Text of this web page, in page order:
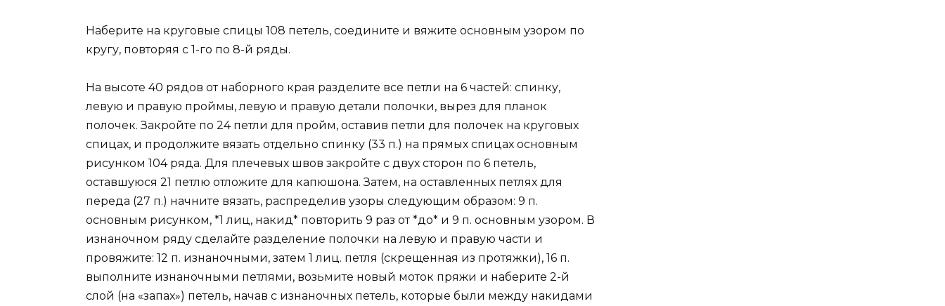
Наберите на круговые спицы 108 петель, соедините и вяжите основным узором по
кругу, повторяя с 1-го по 8-й ряды.
На высоте 40 рядов от наборного края разделите все петли на 6 частей: спинку,
левую и правую проймы, левую и правую детали полочки, вырез для планок
полочек. Закройте по 24 петли для пройм, оставив петли для полочек на круговых
спицах, и продолжите вязать отдельно спинку (33 п.) на прямых спицах основным
рисунком 104 ряда. Для плечевых швов закройте с двух сторон по 6 петель,
оставшуюся 21 петлю отложите для капюшона. Затем, на оставленных петлях для
переда (27 п.) начните вязать, распределив узоры следующим образом: 9 п.
основным рисунком, *1 лиц, накид* повторить 9 раз от *до* и 9 п. основным узором. В
изнаночном ряду сделайте разделение полочки на левую и правую части и
провяжите: 12 п. изнаночными, затем 1 лиц. петля (скрещенная из протяжки), 16 п.
выполните изнаночными петлями, возьмите новый моток пряжи и наберите 2-й
слой (на «запах») петель, начав с изнаночных петель, которые были между накидами